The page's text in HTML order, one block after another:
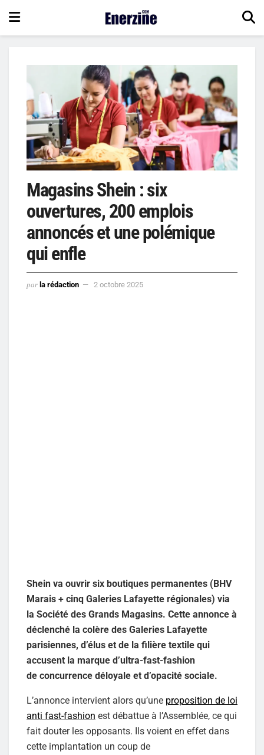
Magasins Shein : six
ouvertures, 200 emplois
annoncés et une polémique
qui enfle
par la rédaction 2 octobre 2025
Shein va ouvrir six boutiques permanentes (BHV
Marais + cinq Galeries Lafayette régionales) via
la Société des Grands Magasins. Cette annonce à
déclenché la colère des Galeries Lafayette
parisiennes, d’élus et de la filière textile qui
accusent la marque d’ultra-fast-fashion
de concurrence déloyale et d’opacité sociale.
L’annonce intervient alors qu’une proposition de loi
anti fast-fashion est débattue à l’Assemblée, ce qui
fait douter les opposants. Ils voient en effet dans
cette implantation un coup de